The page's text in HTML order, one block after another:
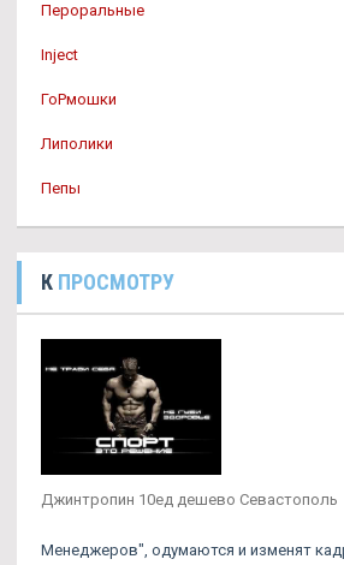
Пероральные
Inject
ГоРмошки
Липолики
Пепы
К ПРОСМОТРУ
Джинтропин 10ед дешево Севастополь
Менеджеров", одумаются и изменят